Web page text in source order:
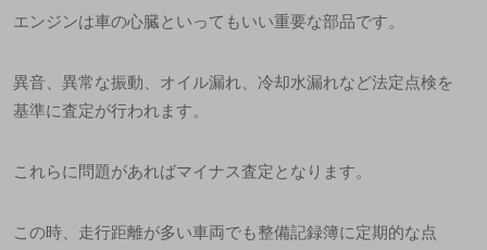
エンジンは車の心臓といってもいい重要な部品です。
異音、異常な振動、オイル漏れ、冷却水漏れなど法定点検を
基準に査定が行われます。
これらに問題があればマイナス査定となります。
この時、走行距離が多い車両でも整備記録簿に定期的な点